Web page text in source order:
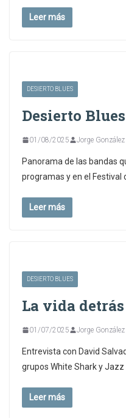
Leer más
DESIERTO BLUES
Desierto Blues
01/08/2025 Jorge
Panorama de las bandas
programas y en el Festival
Leer más
DESIERTO BLUES
La vida
01/07/2025 Jorge
Entrevista con David
grupos White Shark y Jazz
Leer más